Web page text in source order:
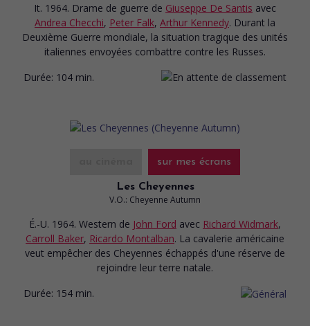
It. 1964. Drame de guerre de Giuseppe De Santis avec
Andrea Checchi, Peter Falk, Arthur Kennedy. Durant la
Deuxième Guerre mondiale, la situation tragique des unités
italiennes envoyées combattre contre les Russes.
Durée: 104 min.
sur mes écrans
Les Cheyennes
V.O.: Cheyenne Autumn
É.-U. 1964. Western de John Ford avec Richard Widmark,
Carroll Baker, Ricardo Montalban. La cavalerie américaine
veut empêcher des Cheyennes échappés d'une réserve de
rejoindre leur terre natale.
Durée: 154 min.